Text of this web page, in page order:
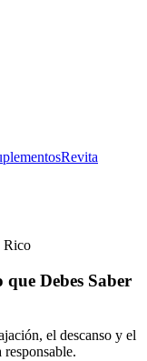
Revita
Rico
Debes Saber
el descanso y el